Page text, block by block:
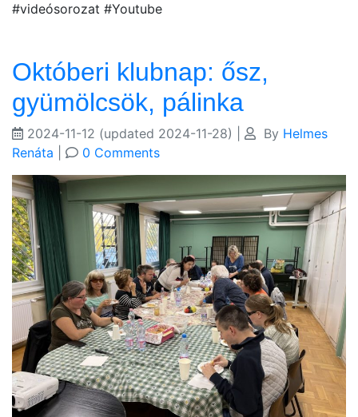
#videósorozat #Youtube
Októberi klubnap: ősz,
gyümölcsök, pálinka
2024-11-12 (updated 2024-11-28) By Helmes
Renáta
0 Comments